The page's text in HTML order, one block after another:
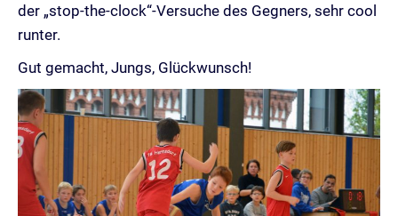
der „stop-the-clock“-Versuche des Gegners, sehr cool
runter.
Gut gemacht, Jungs, Glückwunsch!